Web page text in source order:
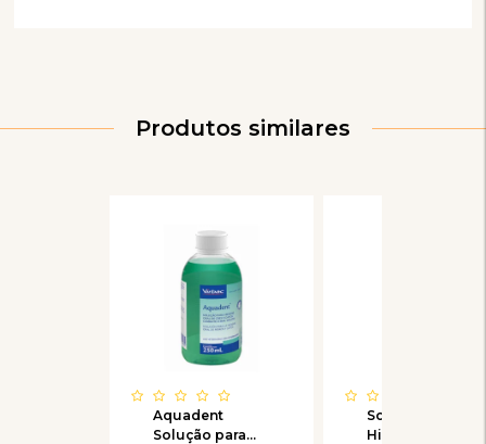
Produtos similares
Aquadent
Solução para
Solução
Hidratante